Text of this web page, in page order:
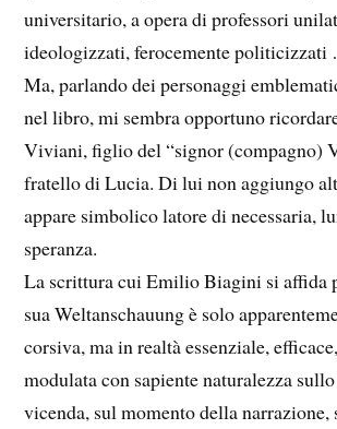
universitario, a opera di professori
ideologizzati, ferocemente
Ma, parlando dei personaggi
nel libro, mi sembra opportuno
Viviani, figlio del “signor (compagno)
fratello di Lucia. Di lui non aggiungo
appare simbolico latore di necessaria,
speranza.
La scrittura cui Emilio Biagini si affida
sua Weltanschauung è solo
corsiva, ma in realtà essenziale,
modulata con sapiente naturalezza
vicenda, sul momento della narrazione,